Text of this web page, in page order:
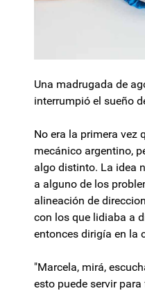
Una madrugada de
interrumpió el sueño
No era la primera vez
mecánico argentino,
algo distinto. La idea
a alguno de los
alineación de
con los que lidiaba a
entonces dirigía en la
"Marcela, mirá,
esto puede servir